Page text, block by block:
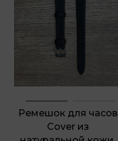
Ремешок для часов
Cover из